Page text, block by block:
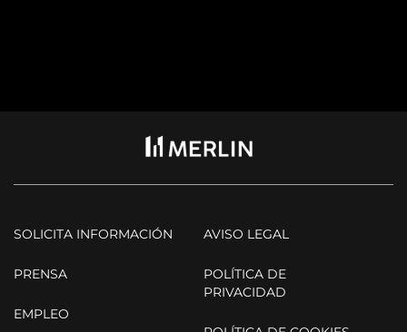
SOLICITA INFORMACIÓN
PRENSA
EMPLEO
AVISO LEGAL
POLÍTICA DE
PRIVACIDAD